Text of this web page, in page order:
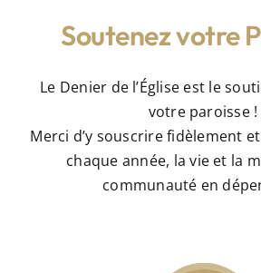
Soutenez votre
Le Denier de l’Église est le
votre paroisse !
Merci d’y souscrire fidèlement
chaque année, la vie et la
communauté en